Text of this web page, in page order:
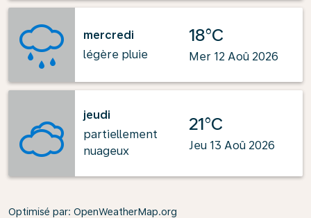
mercredi
légère pluie
18°C
Mer 12 Aoû 2026
jeudi
partiellement
nuageux
21°C
Jeu 13 Aoû 2026
Optimisé par: OpenWeatherMap.org